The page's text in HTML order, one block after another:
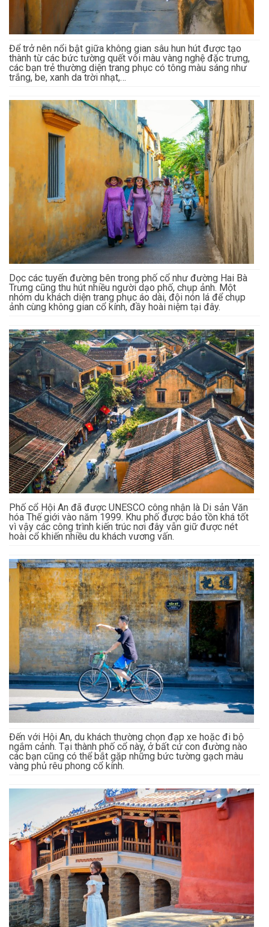
Để trở nên nổi bật giữa không gian sâu hun hút được tạo
thành từ các bức tường quết vôi màu vàng nghệ đặc trưng,
các bạn trẻ thường diện trang phục có tông màu sáng như
trắng, be, xanh da trời nhạt,…
Dọc các tuyến đường bên trong phố cổ như đường Hai Bà
Trưng cũng thu hút nhiều người dạo phố, chụp ảnh. Một
nhóm du khách diện trang phục áo dài, đội nón lá để chụp
ảnh cùng không gian cổ kính, đầy hoài niệm tại đây.
Phố cổ Hội An đã được UNESCO công nhận là Di sản Văn
hóa Thế giới vào năm 1999. Khu phố được bảo tồn khá tốt
vì vậy các công trình kiến trúc nơi đây vẫn giữ được nét
hoài cổ khiến nhiều du khách vương vấn.
Đến với Hội An, du khách thường chọn đạp xe hoặc đi bộ
ngắm cảnh. Tại thành phố cổ này, ở bất cứ con đường nào
các bạn cũng có thể bắt gặp những bức tường gạch màu
vàng phủ rêu phong cổ kính.